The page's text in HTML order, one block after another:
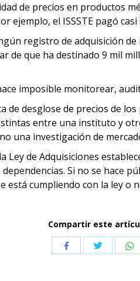
de precios en productos
ejemplo, el ISSSTE pagó
registro de adquisición
de que ha destinado 9 mil
imposible monitorear,
de desglose de precios de
entre una instituto y
una investigación de
Ley de Adquisiciones
Si no se hace
está cumpliendo con la ley o
Compartir este
CompartirCompartir